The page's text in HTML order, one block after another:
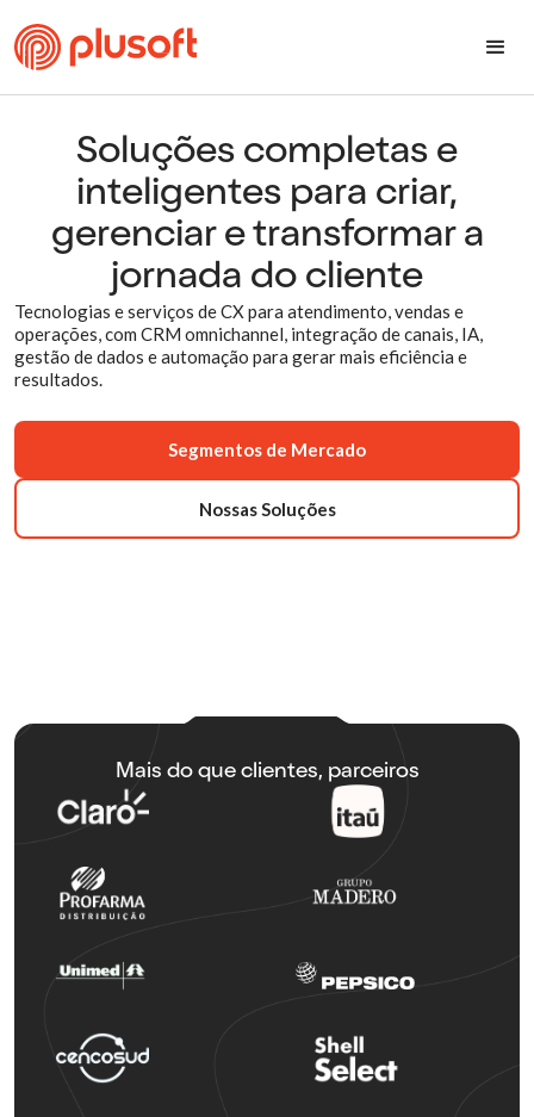
Soluções completas e
inteligentes para criar,
gerenciar e transformar a
jornada do cliente
Tecnologias e serviços de CX para atendimento, vendas e
operações, com CRM omnichannel, integração de canais, IA,
gestão de dados e automação para gerar mais eficiência e
resultados.
Segmentos de Mercado
Nossas Soluções
Mais do que clientes, parceiros